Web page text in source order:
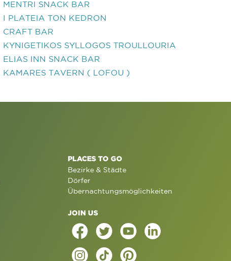
MENTRI SNACK BAR
I PLATEIA TON KEDRON
CRAFT BAR
KYNIGETIKOS SYLLOGOS TROULLOURIA
ELIAS INN SNACK BAR
KAMARES TAVERN ( LOFOU )
PLACES TO GO
Bezirke & Städte
Dörfer
Übernachtungsmöglichkeiten
JOIN US